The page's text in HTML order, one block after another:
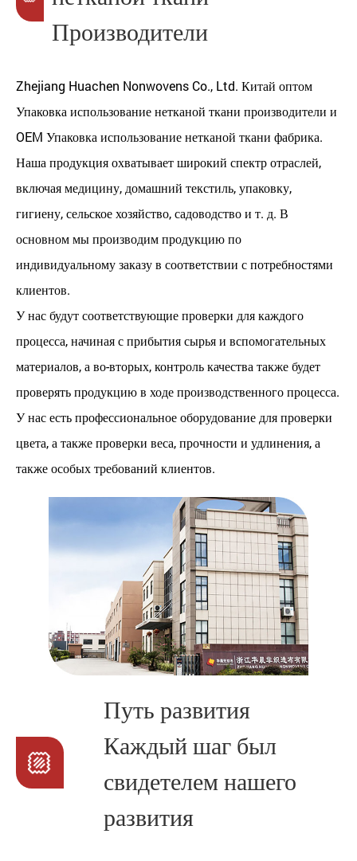
Производители
Zhejiang Huachen Nonwovens Co., Ltd. Китай оптом
Упаковка использование нетканой ткани производители и
OEM Упаковка использование нетканой ткани фабрика.
Наша продукция охватывает широкий спектр отраслей,
включая медицину, домашний текстиль, упаковку,
гигиену, сельское хозяйство, садоводство и т. д. В
основном мы производим продукцию по
индивидуальному заказу в соответствии с потребностями
клиентов.
У нас будут соответствующие проверки для каждого
процесса, начиная с прибытия сырья и вспомогательных
материалов, а во-вторых, контроль качества также будет
проверять продукцию в ходе производственного процесса.
У нас есть профессиональное оборудование для проверки
цвета, а также проверки веса, прочности и удлинения, а
также особых требований клиентов.
Путь развития
Каждый шаг был
свидетелем нашего
развития